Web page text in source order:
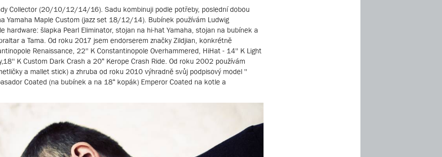
Collector (20/10/12/14/16). Sadu kombinuji podle potřeby, poslední dobou
Maple Custom (jazz set 18/12/14). Bubínek používám Ludwig
hardware: šlapka Pearl Eliminator, stojan na hi-hat Yamaha, stojan na bubínek a
a Tama. Od roku 2017 jsem endorserem značky Zildjian, konkrétně
Renaissance, 22'' K Constantinopole Overhammered, HiHat - 14'' K Light
K Custom Dark Crash a 20“ Kerope Crash Ride. Od roku 2002 používám
a mallet stick) a zhruba od roku 2010 výhradně svůj podpisový model ''
Coated (na bubínek a na 18“ kopák) Emperor Coated na kotle a